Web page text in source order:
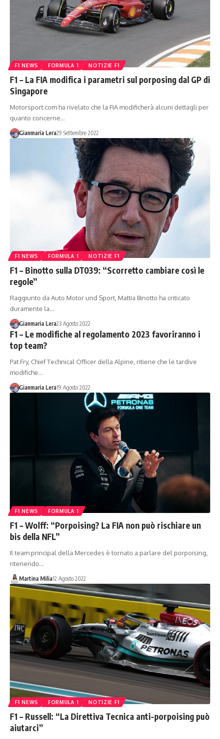
F1 NEWS FORMULA 1 NOTIZIE F1
F1 – La FIA modifica i parametri sul porposing dal GP di
Singapore
Motorsport.com ha rivelato che la FIA modificherà alcuni dettagli per
quanto concerne…
Gianmaria Lera29 Settembre 2022
F1 NEWS FORMULA 1 NOTIZIE F1
F1 – Binotto sulla DT039: “Scorretto cambiare così le
regole”
Raggiunto da Auto Motor und Sport, Mattia Binotto ha criticato
duramente la…
Gianmaria Lera23 Agosto 2022
F1 – Le modifiche al regolamento 2023 favoriranno i
top team?
Pat Fry, Chief Technical Officer della Alpine, ritiene che le tardive
modifiche…
Gianmaria Lera19 Agosto 2022
F1 NEWS FORMULA 1
F1 – Wolff: “Porpoising? La FIA non può rischiare un
bis della NFL”
Il team principal della Mercedes è tornato a parlare del porpoising,
ritenendo…
Martina Milia12 Agosto 2022
F1 NEWS FORMULA 1 NOTIZIE F1
F1 – Russell: “La Direttiva Tecnica anti-porpoising può
aiutarci”